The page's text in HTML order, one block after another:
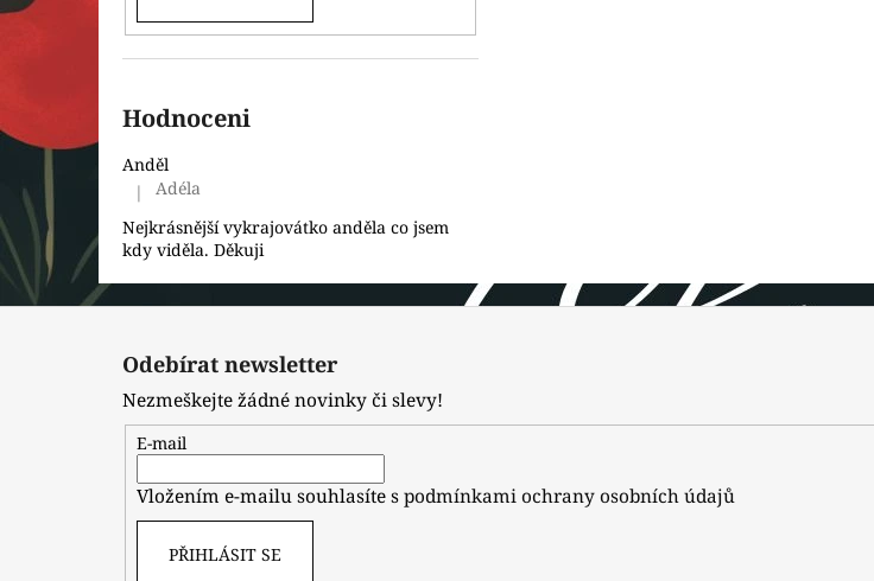
Hodnoceni
Anděl
Hodnocení produktu je 5 z 5 hvězdiček.
|
Adéla
Nejkrásnější vykrajovátko anděla co jsem
kdy viděla. Děkuji
Odebírat newsletter
Nezmeškejte žádné novinky či slevy!
E-mail
Vložením e-mailu souhlasíte spodmínkami ochrany osobních údajů
PŘIHLÁSIT SE